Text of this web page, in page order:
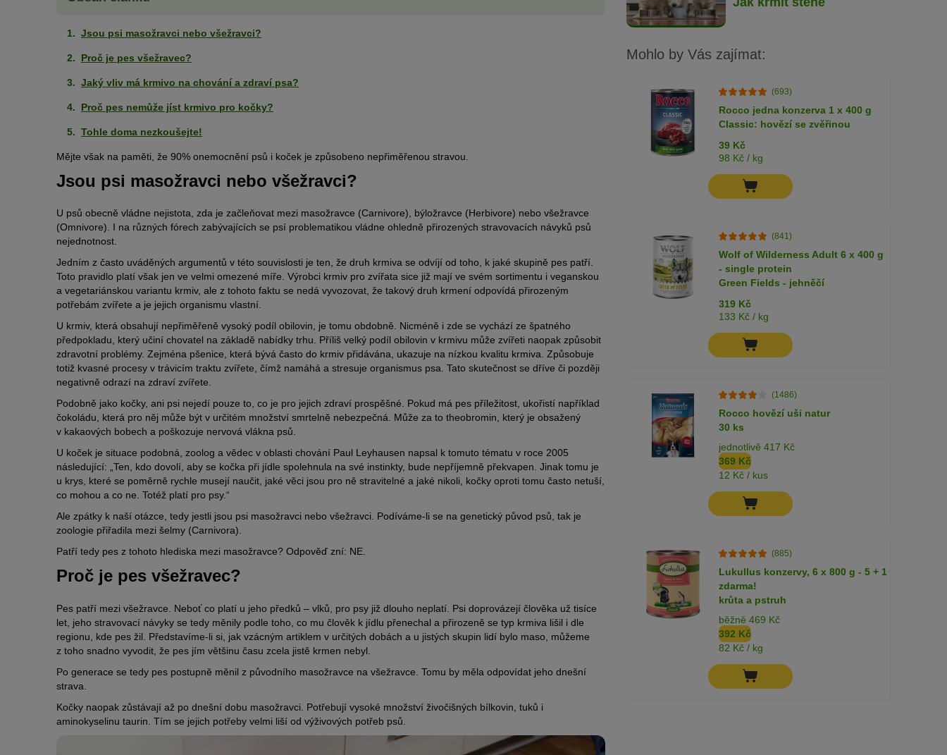
Jsou psi masožravci nebo všežravci?
Proč je pes všežravec?
Jaký vliv má krmivo na chování a zdraví psa?
Proč pes nemůže jíst krmivo pro kočky?
Tohle doma nezkoušejte!
Mějte však na paměti, že 90% onemocnění psů i koček je způsobeno nepřiměřenou stravou.
Jsou psi masožravci nebo všežravci?
U psů obecně vládne nejistota, zda je začleňovat mezi masožravce (Carnivore), býložravce (Herbivore) nebo všežravce
(Omnivore). I na různých fórech zabývajících se psí problematikou vládne ohledně přirozených stravovacích návyků psů
nejednotnost.
Jedním z často uváděných argumentů v této souvislosti je ten, že druh krmiva se odvíjí od toho, k jaké skupině pes patří.
Toto pravidlo platí však jen ve velmi omezené míře. Výrobci krmiv pro zvířata sice již mají ve svém sortimentu i veganskou
a vegetariánskou variantu krmiv, ale z tohoto faktu se nedá vyvozovat, že takový druh krmení odpovídá přirozeným
potřebám zvířete a je jejich organismu vlastní.
U krmiv, která obsahují nepřiměřeně vysoký podíl obilovin, je tomu obdobně. Nicméně i zde se vychází ze špatného
předpokladu, který učiní chovatel na základě nabídky trhu. Příliš velký podíl obilovin v krmivu může zvířeti naopak způsobit
zdravotní problémy. Zejména pšenice, která bývá často do krmiv přidávána, ukazuje na nízkou kvalitu krmiva. Způsobuje
totiž kvasné procesy v trávicím traktu zvířete, čímž namáhá a stresuje organismus psa. Tato skutečnost se dříve či později
negativně odrazí na zdraví zvířete.
Podobně jako kočky, ani psi nejedí pouze to, co je pro jejich zdraví prospěšné. Pokud má pes příležitost, ukořistí například
čokoládu, která pro něj může být v určitém množství smrtelně nebezpečná. Může za to theobromin, který je obsažený
v kakaových bobech a poškozuje nervová vlákna psů.
U koček je situace podobná, zoolog a vědec v oblasti chování Paul Leyhausen napsal k tomuto tématu v roce 2005
následující: „Ten, kdo dovolí, aby se kočka při jídle spolehnula na své instinkty, bude nepříjemně překvapen. Jinak tomu je
u krys, které se poměrně rychle musejí naučit, jaké věci jsou pro ně stravitelné a jaké nikoli, kočky oproti tomu často netuší,
co mohou a co ne. Totéž platí pro psy.“
Ale zpátky k naší otázce, tedy jestli jsou psi masožravci nebo všežravci. Podíváme-li se na genetický původ psů, tak je
zoologie přiřadila mezi šelmy (Carnivora).
Patří tedy pes z tohoto hlediska mezi masožravce? Odpověď zní: NE.
Proč je pes všežravec?
Pes patří mezi všežravce. Neboť co platí u jeho předků – vlků, pro psy již dlouho neplatí. Psi doprovázejí člověka už tisíce
let, jeho stravovací návyky se tedy měnily podle toho, co mu člověk k jídlu přenechal a přirozeně se typ krmiva lišil i dle
regionu, kde pes žil. Představíme-li si, jak vzácným artiklem v určitých dobách a u jistých skupin lidí bylo maso, můžeme
z toho snadno vyvodit, že pes jím většinu času zcela jistě krmen nebyl.
Po generace se tedy pes postupně měnil z původního masožravce na všežravce. Tomu by měla odpovídat jeho dnešní
strava.
Kočky naopak zůstávají až po dnešní dobu masožravci. Potřebují vysoké množství živočišných bílkovin, tuků i
aminokyselinu taurin. Tím se jejich potřeby velmi liší od výživových potřeb psů.
Mohlo by Vás zajímat:
(693)
Rocco jedna konzerva 1 x 400 g
Classic: hovězí se zvěřinou
39 Kč
98 Kč / kg
(841)
Wolf of Wilderness Adult 6 x 400 g
- single protein
Green Fields - jehněčí
319 Kč
133 Kč / kg
(1486)
Rocco hovězí uši natur
30 ks
jednotlivě 417 Kč
369 Kč
12 Kč / kus
(885)
Lukullus konzervy, 6 x 800 g - 5 + 1
zdarma!
krůta a pstruh
běžně 469 Kč
392 Kč
82 Kč / kg